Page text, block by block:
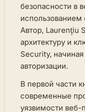
безопасности в
Автор, Laurenţiu
архитектуру и
Security,
авторизации.
В первой части
современные
уязвимости веб-